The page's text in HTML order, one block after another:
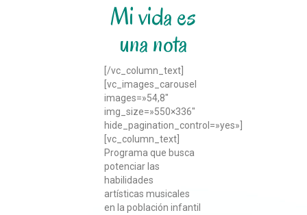
Mi vida es
una nota
[/vc_column_text]
[vc_images_carousel
images=»54,8″
img_size=»550×336″
hide_pagination_control=»yes»]
[vc_column_text]
Programa que busca
potenciar las
habilidades
artísticas musicales
en la población infantil